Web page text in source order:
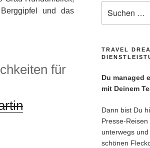
und das
für
nach:
TRAVEL
Du managed
mit Deinem
Dann bist Du
Presse-
unterwegs
schönen